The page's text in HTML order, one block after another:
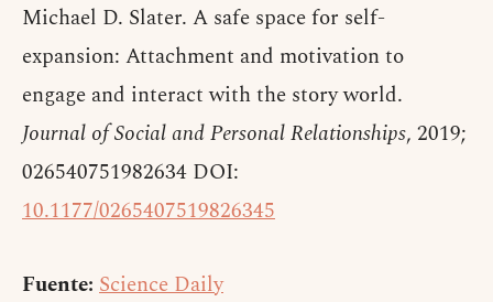
Michael D. Slater. A safe space for self-
expansion: Attachment and motivation to
engage and interact with the story world.
Journal of Social and Personal Relationships, 2019;
026540751982634 DOI:
10.1177/0265407519826345
Fuente: Science Daily